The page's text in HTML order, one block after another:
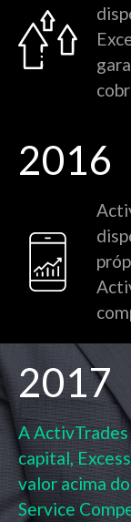
2016
2017
A
capital,
valor acima
Service